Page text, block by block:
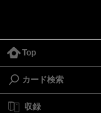
Top
カード検索
収録